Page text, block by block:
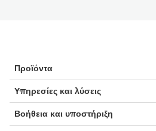
Προϊόντα
Υπηρεσίες και λύσεις
Βοήθεια και υποστήριξη